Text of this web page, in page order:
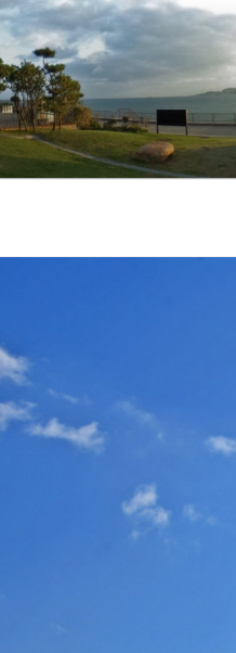
コ
ン
テ
ン
ツ
へ
ス